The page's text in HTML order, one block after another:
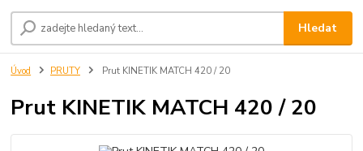
Hledat
Úvod PRUTY Prut KINETIK MATCH 420 / 20
Prut KINETIK MATCH 420 / 20